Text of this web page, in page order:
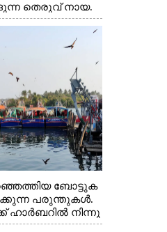
തെരുവ് നായ.
നിന്നുള്ള
ബോട്ടുക
പരുന്തുകൾ.
ഹാർബറിൽ നിന്നു